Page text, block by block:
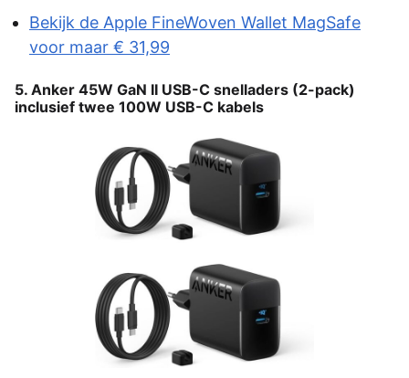
Bekijk de Apple FineWoven Wallet MagSafe
voor maar € 31,99
5. Anker 45W GaN II USB-C snelladers (2-pack)
inclusief twee 100W USB-C kabels